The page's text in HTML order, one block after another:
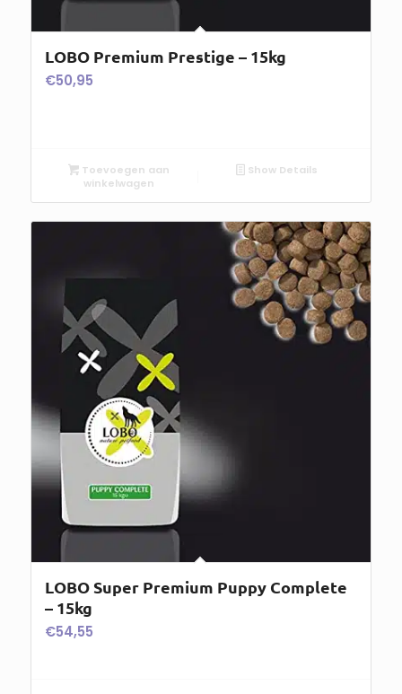
LOBO Premium Prestige – 15kg
€50,95
Toevoegen aan
winkelwagen
Show Details
LOBO Super Premium Puppy Complete
– 15kg
€54,55